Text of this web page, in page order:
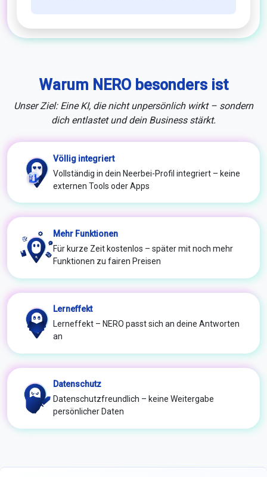
Warum NERO besonders ist
Unser Ziel: Eine KI, die nicht unpersönlich wirkt – sondern
dich entlastet und dein Business stärkt.
Völlig integriert
Vollständig in dein Neerbei-Profil integriert – keine
externen Tools oder Apps
Mehr Funktionen
Für kurze Zeit kostenlos – später mit noch mehr
Funktionen zu fairen Preisen
Lerneffekt
Lerneffekt – NERO passt sich an deine Antworten
an
Datenschutz
Datenschutzfreundlich – keine Weitergabe
persönlicher Daten